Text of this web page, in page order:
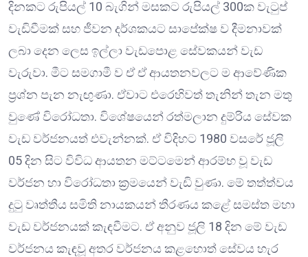
දිනකට රුපියල් 10 බැගින් මසකට රුපියල් 300ක වැටුප්
වැඩිවීමක් සහ ජීවන දර්ශකයට සාපේක්ෂ ව දීමනාවක්
ලබා දෙන ලෙස ඉල්ලා වැඩපොළ සේවකයන් වැඩ
වැරුවා. මීට සමගාමී ව ඒ ඒ ආයතනවලට ම ආවේණික
ප්‍රශ්න පැන නැඟුණා. ඒවාට එරෙහිවත් තැනින් තැන මතු
වුණේ විරෝධතා. විශේෂයෙන් රත්මලාන දුම්රිය සේවක
වැඩ වර්ජනයත් එවැන්නක්. ඒ විදිහට 1980 වසරේ ජූලි
05 දින සිට විවිධ ආයතන මට්ටමෙන් ආරම්භ වූ වැඩ
වර්ජන හා විරෝධතා ක්‍රමයෙන් වැඩි වුණා. මේ තත්ත්වය
දුටු වෘත්තීය සමිති නායකයන් තීරණය කළේ සමස්ත මහා
වැඩ වර්ජනයක් කැඳවීමට. ඒ අනුව ජූලි 18 දින මේ වැඩ
වර්ජනය කැඳවූ අතර වර්ජනය කළහොත් සේවය හැර